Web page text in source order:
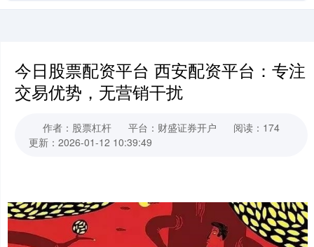
今日股票配资平台 西安配资平台：专注
交易优势，无营销干扰
作者：股票杠杆 平台：财盛证券开户
阅读：174
更新：2026-01-12 10:39:49